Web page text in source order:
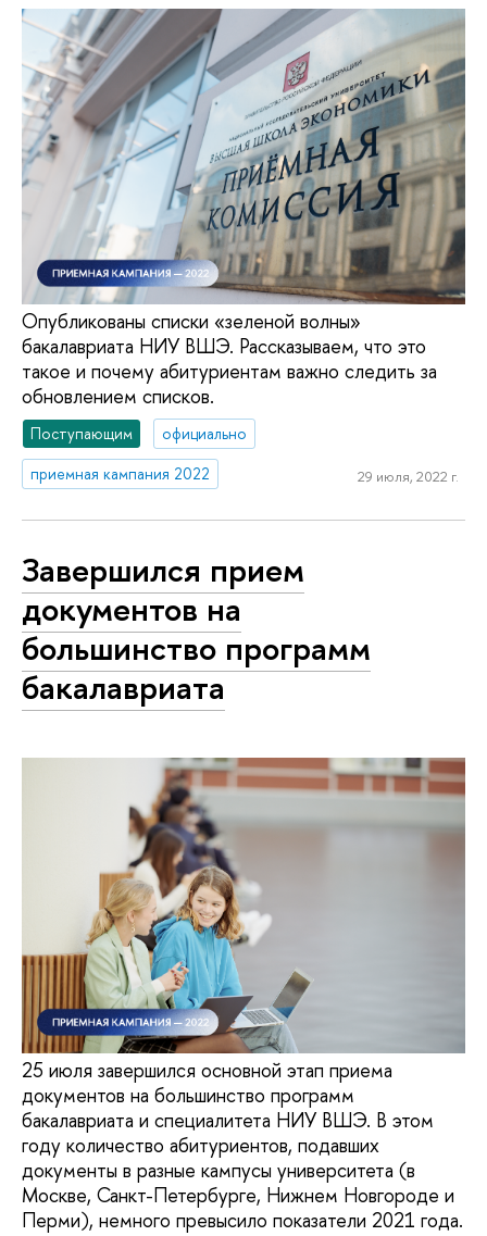
Опубликованы списки «зеленой волны»
бакалавриата НИУ ВШЭ. Рассказываем, что это
такое и почему абитуриентам важно следить за
обновлением списков.
Поступающим
официально
приемная кампания 2022
29 июля, 2022 г.
Завершился прием
документов на
большинство программ
бакалавриата
25 июля завершился основной этап приема
документов на большинство программ
бакалавриата и специалитета НИУ ВШЭ. В этом
году количество абитуриентов, подавших
документы в разные кампусы университета (в
Москве, Санкт-Петербурге, Нижнем Новгороде и
Перми), немного превысило показатели 2021 года.